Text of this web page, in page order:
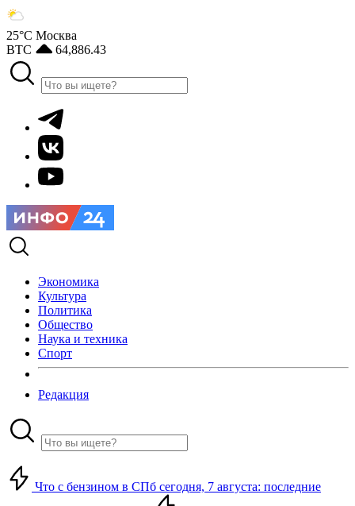
25°С Москва
BTC
64,886.43
Экономика
Культура
Политика
Общество
Наука и техника
Спорт
Редакция
Что с бензином в СПб сегодня, 7 августа: последние